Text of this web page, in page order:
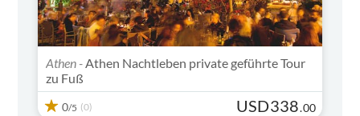
Athen - Athen Nachtleben private geführte Tour
zu Fuß
0/5 (0) USD338.00